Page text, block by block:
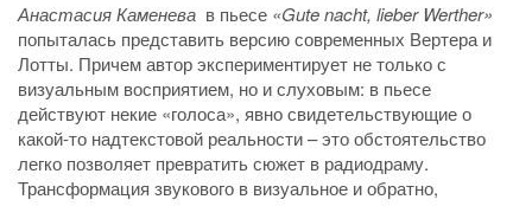
Анастасия Каменева в пьесе «Gute nacht, lieber Werther»
попыталась представить версию современных Вертера и
Лотты. Причем автор экспериментирует не только с
визуальным восприятием, но и слуховым: в пьесе
действуют некие «голоса», явно свидетельствующие о
какой-то надтекстовой реальности – это обстоятельство
легко позволяет превратить сюжет в радиодраму.
Трансформация звукового в визуальное и обратно,